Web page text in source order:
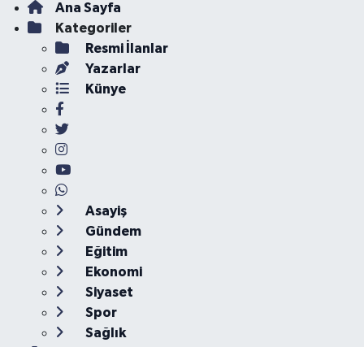
Ana Sayfa
Kategoriler
Resmi İlanlar
Yazarlar
Künye
Asayiş
Gündem
Eğitim
Ekonomi
Siyaset
Spor
Sağlık